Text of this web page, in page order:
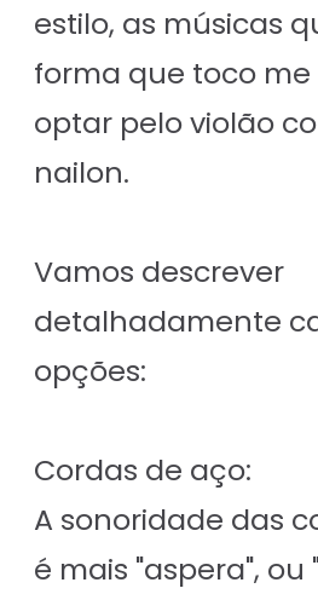
estilo, as músicas
forma que toco
optar pelo violão
nailon.
Vamos descrever
detalhadamente
opções:
Cordas de aço:
A sonoridade das
é mais "aspera",